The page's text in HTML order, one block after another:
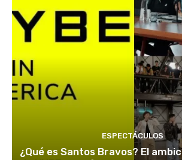
ESPECTÁCULOS
¿Qué es Santos Bravos? El